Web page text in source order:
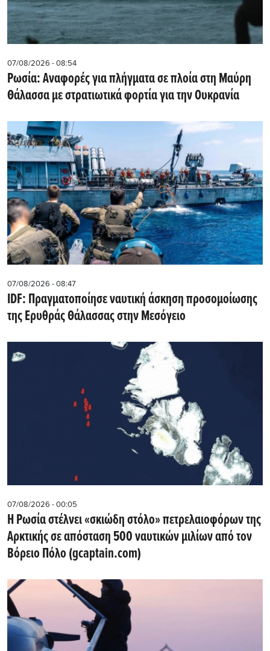
07/08/2026 - 08:54
Ρωσία: Αναφορές για πλήγματα σε πλοία στη Μαύρη
Θάλασσα με στρατιωτικά φορτία για την Ουκρανία
07/08/2026 - 08:47
IDF: Πραγματοποίησε ναυτική άσκηση προσομοίωσης
της Ερυθράς Θάλασσας στην Μεσόγειο
07/08/2026 - 00:05
Η Ρωσία στέλνει «σκιώδη στόλο» πετρελαιοφόρων της
Αρκτικής σε απόσταση 500 ναυτικών μιλίων από τον
Βόρειο Πόλο (gcaptain.com)